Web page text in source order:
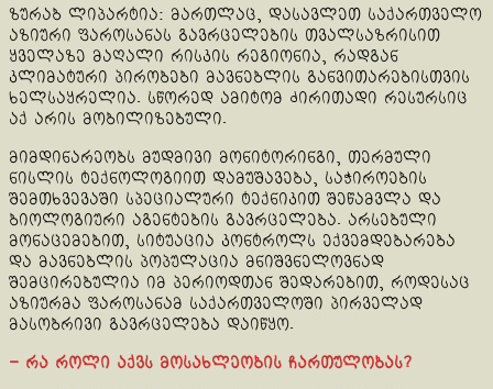
ზურაბ ლიპარტია: მართლაც, დასავლეთ საქართველო
აზიური ფაროსანას გავრცელების თვალსაზრისით
ყველაზე მაღალი რისკის რეგიონია, რადგან
კლიმატური პირობები მავნებლის განვითარებისთვის
ხელსაყრელია. სწორედ ამიტომ ძირითადი რესურსიც
აქ არის მობილიზებული.
მიმდინარეობს მუდმივი მონიტორინგი, თერმული
ნისლის ტექნოლოგიით დამუშავება, საჭიროების
შემთხვევაში სპეციალური ტექნიკით შეწამვლა და
ბიოლოგიური აგენტების გავრცელება. არსებული
მონაცემებით, სიტუაცია კონტროლს ექვემდებარება
და მავნებლის პოპულაცია მნიშვნელოვნად
შემცირებულია იმ პერიოდთან შედარებით, როდესაც
აზიურმა ფაროსანამ საქართველოში პირველად
მასობრივი გავრცელება დაიწყო.
– რა როლი აქვს მოსახლეობის ჩართულობას?